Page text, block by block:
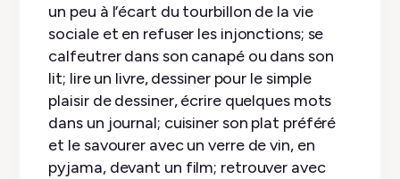
un peu à l’écart du tourbillon de la vie
sociale et en refuser les injonctions; se
calfeutrer dans son canapé ou dans son
lit; lire un livre, dessiner pour le simple
plaisir de dessiner, écrire quelques mots
dans un journal; cuisiner son plat préféré
et le savourer avec un verre de vin, en
pyjama, devant un film; retrouver avec